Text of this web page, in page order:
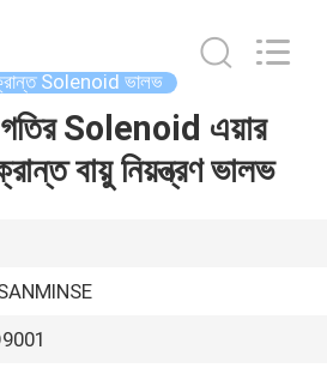
Solenoid ভালভ
গতির Solenoid এয়ার
বায়ু নিয়ন্ত্রণ ভালভ